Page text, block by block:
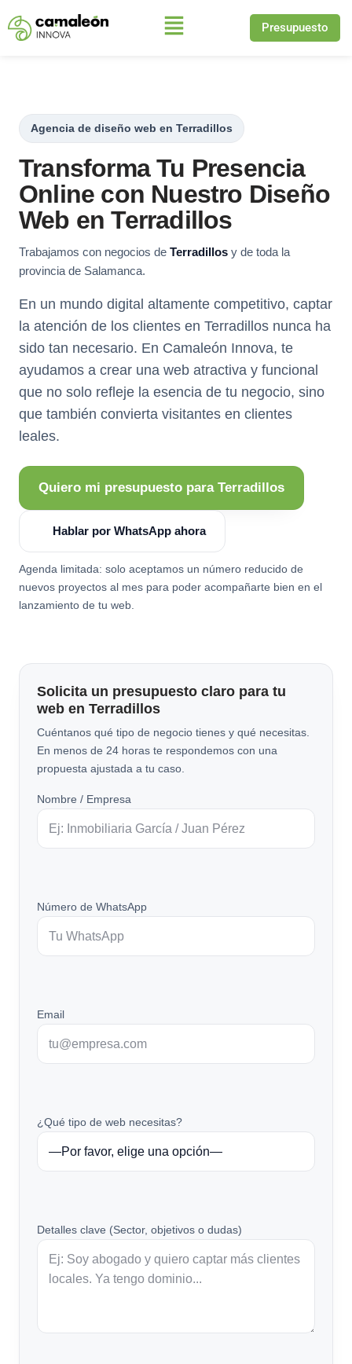
Saltar
Presupuesto
Agencia de diseño web en Terradillos
Transforma Tu Presencia
Online con Nuestro Diseño
Web en Terradillos
Trabajamos con negocios de Terradillos y de toda la
provincia de Salamanca.
En un mundo digital altamente competitivo, captar
la atención de los clientes en Terradillos nunca ha
sido tan necesario. En Camaleón Innova, te
ayudamos a crear una web atractiva y funcional
que no solo refleje la esencia de tu negocio, sino
que también convierta visitantes en clientes
leales.
Quiero mi presupuesto para Terradillos
Hablar por WhatsApp ahora
Agenda limitada: solo aceptamos un número reducido de
nuevos proyectos al mes para poder acompañarte bien en el
lanzamiento de tu web.
Solicita un presupuesto claro para tu
web en Terradillos
Cuéntanos qué tipo de negocio tienes y qué necesitas.
En menos de 24 horas te respondemos con una
propuesta ajustada a tu caso.
Nombre / Empresa
Número de WhatsApp
Email
¿Qué tipo de web necesitas?
Detalles clave (Sector, objetivos o dudas)